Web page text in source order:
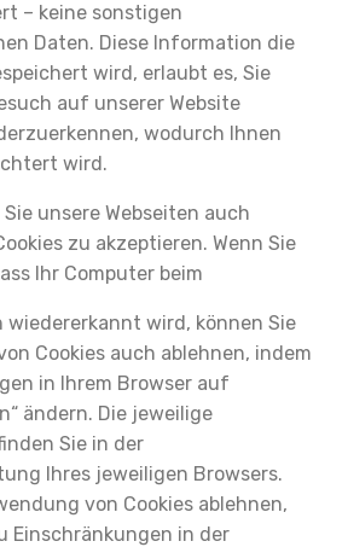
– keine sonstigen
Daten. Diese Information die
wird, erlaubt es, Sie
auf unserer Website
wodurch Ihnen
wird.
unsere Webseiten auch
zu akzeptieren. Wenn Sie
Ihr Computer beim
wiedererkannt wird, können Sie
Cookies auch ablehnen, indem
in Ihrem Browser auf
ändern. Die jeweilige
Sie in der
Ihres jeweiligen Browsers.
von Cookies ablehnen,
Einschränkungen in der